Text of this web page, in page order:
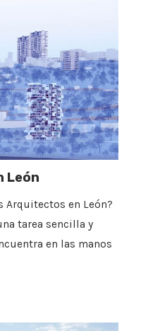
León
Arquitectos en León?
tarea sencilla y
en las manos